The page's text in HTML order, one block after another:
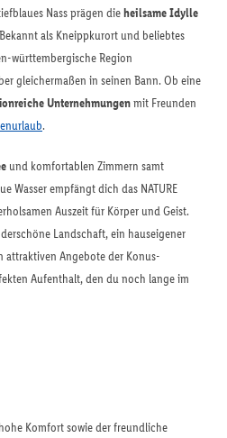
Nass prägen dieheilsame Idylle
als Kneippkurort und beliebtes
württembergische Region
gleichermaßen in seinen Bann. Ob eine
Unternehmungenmit Freunden
.
und komfortablen Zimmern samt
Wasser empfängt dich das NATURE
Auszeit für Körper und Geist.
Landschaft, ein hauseigener
attraktiven Angebote der Konus-
Aufenthalt, den du noch lange im
Komfort sowie der freundliche